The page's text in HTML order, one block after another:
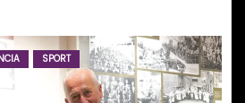
SPORT